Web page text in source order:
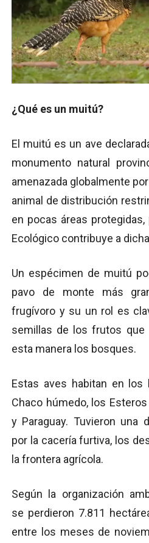
¿Qué es un muitú?
El muitú es un ave
monumento natural
amenazada globalmente
animal de distribución
en pocas áreas
Ecológico contribuye a
Un espécimen de muitú
pavo de monte más
frugívoro y su un rol es
semillas de los frutos que
esta manera los bosques.
Estas aves habitan en los
Chaco húmedo, los Esteros
y Paraguay. Tuvieron una
por la cacería furtiva, los
la frontera agrícola.
Según la organización
se perdieron 7.811
entre los meses de